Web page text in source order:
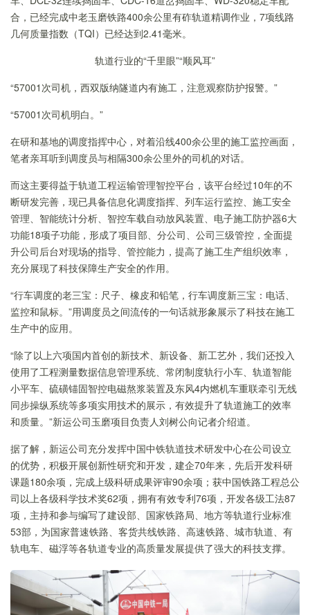
合，已经完成中老玉磨铁路400余公里有砟轨道精调作业，7项线路
几何质量指数（TQI）已经达到2.41毫米。
轨道行业的“千里眼”“顺风耳”
“57001次司机，西双版纳隧道内有施工，注意观察防护报警。”
“57001次司机明白。”
在研和基地的调度指挥中心，对着沿线400余公里的施工监控画面，
笔者亲耳听到调度员与相隔300余公里外的司机的对话。
而这主要得益于轨道工程运输管理智控平台，该平台经过10年的不
断研发完善，现已具备信息化调度指挥、列车运行监控、施工安全
管理、智能统计分析、智控车载自动放风装置、电子施工防护器6大
功能18项子功能，形成了项目部、分公司、公司三级管控，全面提
升公司后台对现场的指导、管控能力，提高了施工生产组织效率，
充分展现了科技保障生产安全的作用。
“行车调度的老三宝：尺子、橡皮和铅笔，行车调度新三宝：电话、
监控和鼠标。”用调度员之间流传的一句话就形象展示了科技在施工
生产中的应用。
“除了以上六项国内首创的新技术、新设备、新工艺外，我们还投入
使用了工程测量数据信息管理系统、常闭制度轨行小车、轨道智能
小平车、硫磺锚固智控电磁熬浆装置及东风4内燃机车重联牵引无线
同步操纵系统等多项实用技术的展示，有效提升了轨道施工的效率
和质量。”新运公司玉磨项目负责人刘树公向记者介绍道。
据了解，新运公司充分发挥中国中铁轨道技术研发中心在公司设立
的优势，积极开展创新性研究和开发， 建企70年来，先后开发科研
课题180余项，完成上级科研成果评审90余项；获中国铁路工程总公
司以上各级科学技术奖62项，拥有有效专利76项，开发各级工法87
项，主持和参与编写了建设部、国家铁路局、地方等轨道行业标准
53部，为国家普速铁路、客货共线铁路、高速铁路、城市轨道、有
轨电车、磁浮等各轨道专业的高质量发展提供了强大的科技支撑。